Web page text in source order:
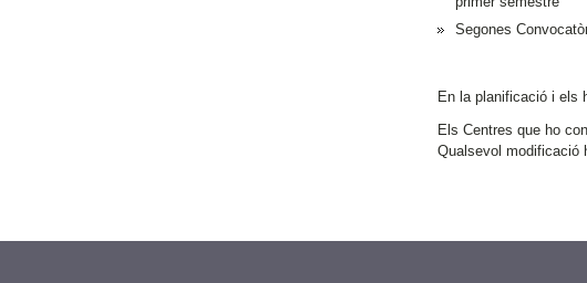
Segones
En la planificació i els
Els Centres que ho
Qualsevol modificació